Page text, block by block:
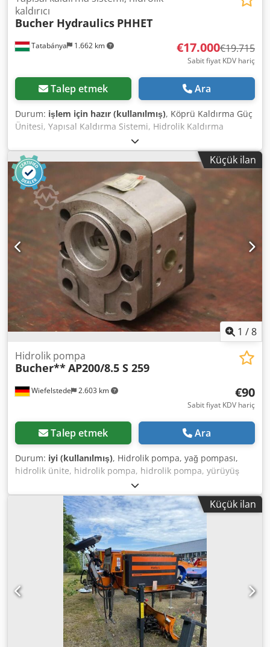
Tatabánya 1.662 km
kaldırıcı
Bucher Hydraulics PHHET
€17.000€19.715
Sabit fiyat KDV hariç
Talep etmek Ara
Durum: işlem için hazır (kullanılmış), Köprü Kaldırma Güç
Ünitesi, Yapısal Kaldırma Sistemi, Hidrolik Kaldırma
Ünitesi, 1000 tonluk hidrolik silindir, İkinci El Makine
Üretici: Bucher Hydraulics Model: QX24-008R ; PHHET
Genel Boyutlar: Genişlik: 1420 mm Derinlik: 860 mm
Yükseklik: 1770 mm Çalışma Basıncı: 350 bar Üretim Yılı:
2017 Ağırlık: 850 kg Elektrik Verileri: 400 V; 11 kW; 20 A
Hidrolik Silindirler: 1. Genel Boyutlar: 900 x 900 x 485 mm
Ağırlık: 1400 kg Üretici: Schiess Defries Çalışma Basıncı:
450 bar Kaldırma Kapasitesi: 1000 ton Çap: 710 mm 2.
Genel Boyutlar: 900 x 900 x 485 mm Ağırlık: 1400 kg Üretici:
Schiess Defries Çalışma Basıncı: 450 bar Crsdpeyr Ihrsfx
Algof Kaldırma Kapasitesi: 1000 ton Çap: 710 mm
Küçük ilan
1 /8
Wiefelstede 2.603 km
Hidrolik pompa
Bucher**AP200/8.5 S 259
€90
Sabit fiyat KDV hariç
Talep etmek Ara
Durum: iyi (kullanılmış), Hidrolik pompa, yağ pompası,
hidrolik ünite, hidrolik pompa, hidrolik pompa, yürüyüş
motoru, tahrik motoru, dişli pompa, Gear Pump -Üretici:
Bucher, dişli tip hidrolik pompa -Tip: AP200/8.5 S 259
Credpfxjvwka De Algjf -Flanş/mil: fotoğrafa bakınız, kare 8 x
17 mm -Adet: 7 adet pompa mevcut -Fiyat: adet başına
-Ölçüler: 84/82/Y100 mm -Ağırlık: 2,0 kg
Küçük ilan